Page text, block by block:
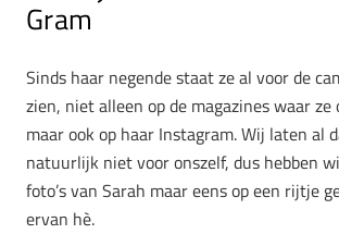
Gram
Sinds haar negende staat ze al voor de
zien, niet alleen op de magazines waar
maar ook op haar Instagram. Wij laten al
natuurlijk niet voor onszelf, dus hebben
foto’s van Sarah maar eens op een rijtje
ervan hè.